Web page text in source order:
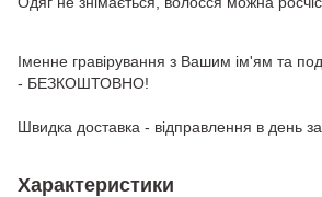
Іменне гравірування з Вашим ім'ям та
- БЕЗКОШТОВНО!
Швидка доставка - відправлення в день
Характеристики